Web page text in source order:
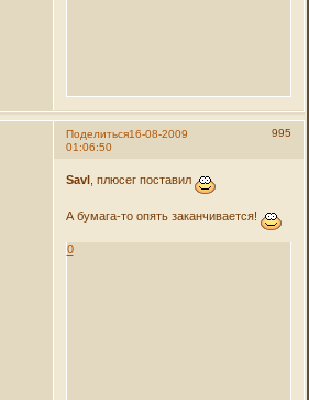
Поделиться 995
16-08-2009
01:06:50
Savl, плюсег поставил
А бумага-то опять заканчивается!
0